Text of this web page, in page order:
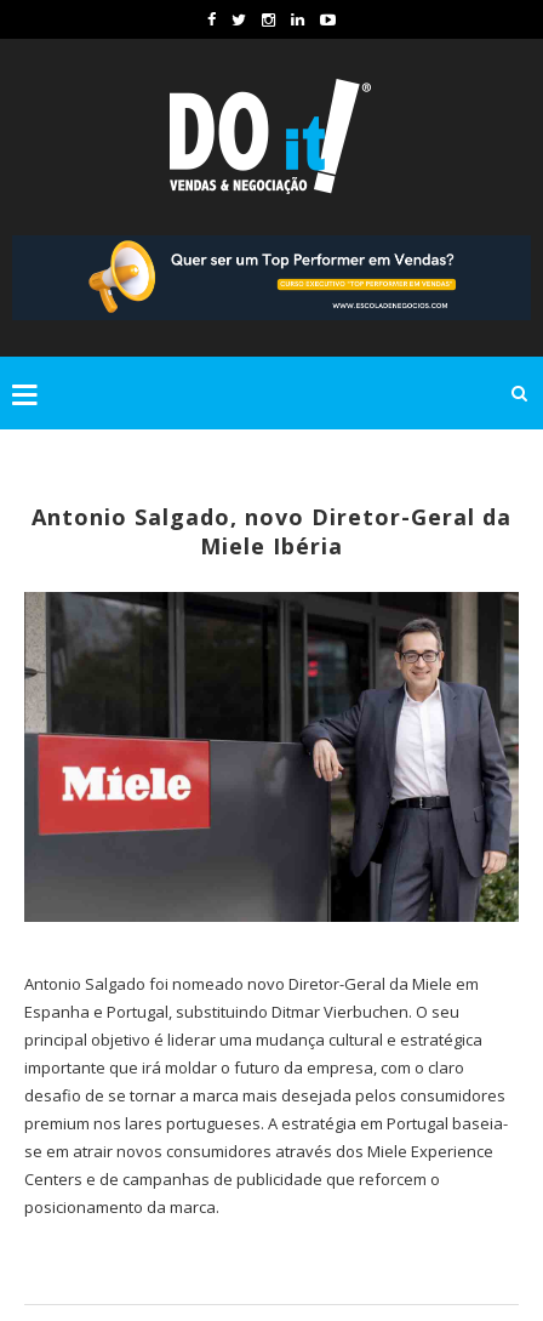
Antonio Salgado, novo Diretor-Geral da
Miele Ibéria
Antonio Salgado foi nomeado novo Diretor-Geral da Miele em
Espanha e Portugal, substituindo Ditmar Vierbuchen. O seu
principal objetivo é liderar uma mudança cultural e estratégica
importante que irá moldar o futuro da empresa, com o claro
desafio de se tornar a marca mais desejada pelos consumidores
premium nos lares portugueses. A estratégia em Portugal baseia-
se em atrair novos consumidores através dos Miele Experience
Centers e de campanhas de publicidade que reforcem o
posicionamento da marca.